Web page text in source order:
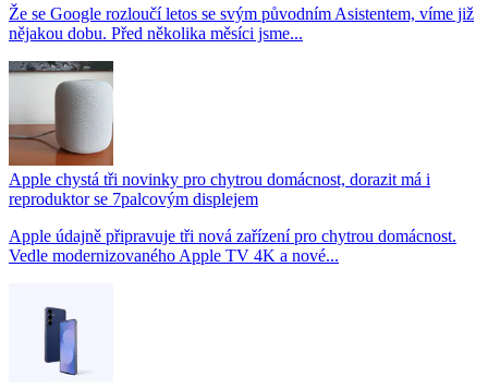
Že se Google rozloučí letos se svým původním Asistentem, víme již
nějakou dobu. Před několika měsíci jsme...
Apple chystá tři novinky pro chytrou domácnost, dorazit má i
reproduktor se 7palcovým displejem
Apple údajně připravuje tři nová zařízení pro chytrou domácnost.
Vedle modernizovaného Apple TV 4K a nové...